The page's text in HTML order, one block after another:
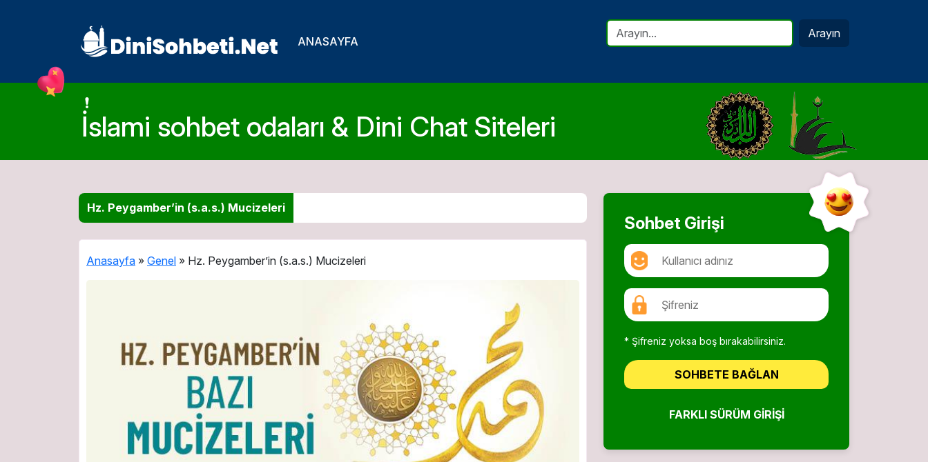
ANASAYFA
Arayın
İslami sohbet odaları & Dini Chat Siteleri
Hz. Peygamber’in (s.a.s.) Mucizeleri
Anasayfa » Genel » Hz. Peygamber’in (s.a.s.) Mucizeleri
Sohbet Girişi
* Şifreniz yoksa boş bırakabilirsiniz.
SOHBETE BAĞLAN
FARKLI SÜRÜM GIRIŞI